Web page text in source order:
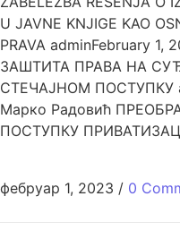
U JAVNE KNJIGE KAO
PRAVA adminFebruary
ЗАШТИТА ПРАВА НА
СТЕЧАЈНОМ ПОСТУПКУ
Марко Радовић
ПОСТУПКУ
фебруар 1, 2023 / 0